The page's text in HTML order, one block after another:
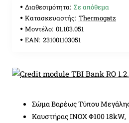
Διαθεσιμότητα: Σε απόθεμα
Κατασκευαστής: Thermogatz
Μοντέλο: 01.103.051
EAN: 231001103051
Σώμα Βαρέως Τύπου
Καυστήρας ΙΝΟΧ Φ100 18kW,